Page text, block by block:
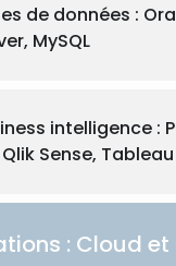
de données :
MySQL
intelligence :
Qlik Sense, Tableau
: Cloud et